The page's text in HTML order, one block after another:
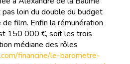
loin du double du budget
film. Enfin la rémunération
150 000 €, soit les trois
médiane des rôles
financine/le-barometre-